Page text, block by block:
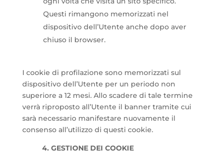
Questi rimangono memorizzati nel
dispositivo dell’Utente anche dopo aver
chiuso il browser.
I cookie di profilazione sono memorizzati sul
dispositivo dell’Utente per un periodo non
superiore a 12 mesi. Allo scadere di tale termine
verrà riproposto all’Utente il banner tramite cui
sarà necessario manifestare nuovamente il
consenso all’utilizzo di questi cookie.
4. GESTIONE DEI COOKIE